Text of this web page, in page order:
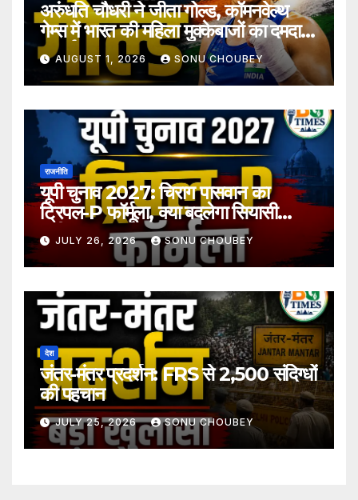
अरुंधति चौधरी ने जीता गोल्ड, कॉमनवेल्थ
गेम्स में भारत की महिला मुक्केबाजों का दमदार
प्रदर्शन
AUGUST 1, 2026 SONU CHOUBEY
राजनीति
यूपी चुनाव 2027: चिराग पासवान का
ट्रिपल-P फॉर्मूला, क्या बदलेगा सियासी
समीकरण?
JULY 26, 2026 SONU CHOUBEY
देश
जंतर-मंतर प्रदर्शन: FRS से 2,500 संदिग्धों
की पहचान
JULY 25, 2026 SONU CHOUBEY